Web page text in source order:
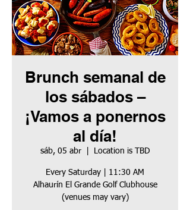
Brunch semanal de
los sábados –
¡Vamos a ponernos
al día!
sáb, 05 abr
  |
Location is TBD
Every Saturday | 11:30 AM
Alhaurín El Grande Golf Clubhouse
(venues may vary)